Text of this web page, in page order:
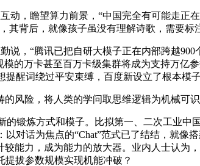
，瞻望算力前景，“中国完全有可能走正
背后，就像孩子虽没有理解诗歌，需要标
，“腾讯已把自研大模子正在内部跨越900
的万卡甚至百万卡级集群将成为支持万
醒词绕过平安束缚，百度新设立了根本模
险，将人类的学问取思维逻辑为机械可识
炼方式和模子。比拟第一、二次工业中国
对话为焦点的“Chat”范式已了结结，就像
能力，成为能力的放大器。业内人士认为
提拔参数规模实现机能冲破？